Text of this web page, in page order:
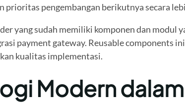
prioritas pengembangan berikutnya secara
yang sudah memiliki komponen dan modul
payment gateway. Reusable components
kualitas implementasi.
Modern